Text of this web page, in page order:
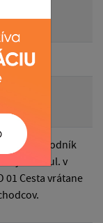
‐
chodník
Vojenská ul. v
01 Cesta vrátane